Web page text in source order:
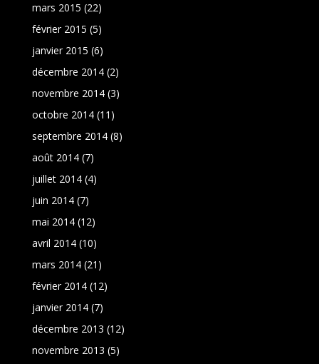
mars 2015 (22)
février 2015 (5)
janvier 2015 (6)
décembre 2014(2)
novembre 2014(3)
octobre 2014(11)
septembre 2014(8)
août 2014(7)
juillet 2014(4)
juin 2014(7)
mai 2014(12)
avril 2014(10)
mars 2014(21)
février 2014(12)
janvier 2014(7)
décembre 2013 (12)
novembre 2013 (5)